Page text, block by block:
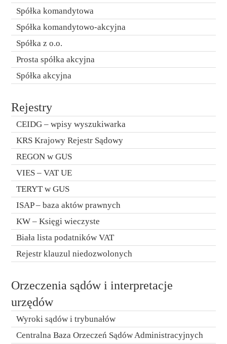
Spółka komandytowa
Spółka komandytowo-akcyjna
Spółka z o.o.
Prosta spółka akcyjna
Spółka akcyjna
Rejestry
CEIDG – wpisy wyszukiwarka
KRS Krajowy Rejestr Sądowy
REGON w GUS
VIES – VAT UE
TERYT w GUS
ISAP – baza aktów prawnych
KW – Księgi wieczyste
Biała lista podatników VAT
Rejestr klauzul niedozwolonych
Orzeczenia sądów i interpretacje
urzędów
Wyroki sądów i trybunałów
Centralna Baza Orzeczeń Sądów Administracyjnych